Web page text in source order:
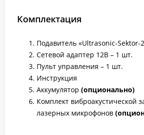
Комплектация
Подавитель «Ultrasonic-Sektor-
Сетевой адаптер 12В – 1 шт.
Пульт управления – 1 шт.
Инструкция
Аккумулятор (опционально)
Комплект виброакустической
лазерных микрофонов